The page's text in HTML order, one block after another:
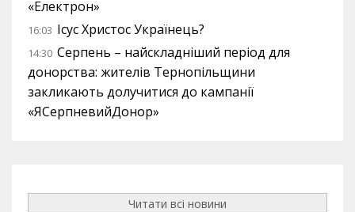
«Електрон»
16:03 Ісус Христос Українець?
14:30 Серпень – найскладніший період для
донорства: жителів Тернопільщини
закликають долучитися до кампанії
«ЯСерпневийДонор»
Читати всі новини